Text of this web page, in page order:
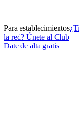
Para establecimientos
la red? Únete al Club
Date de alta gratis